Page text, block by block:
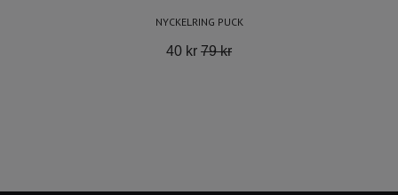
NYCKELRING PUCK
40 kr 79 kr